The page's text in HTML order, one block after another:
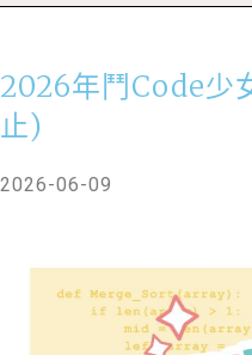
2026年鬥code少
止)
2026-06-09